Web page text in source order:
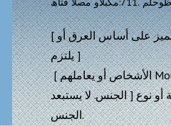
[ بقوانين الحقوق المدنية الفدرالية المعمول بها ولا يميز على أساس العرق أو Mountaineer Orthodontics
يلتزم ]
[ الأشخاص أو يعاملهم Mountaineer Orthodontics اللون أو الأصل الوطني أو السن أو الإعاقة أو نوع
الجنس. لا يستبعد ] على نحو مختلف بسبب النوع أو اللون أو الأصل الوطني أو السن أو الإعاقة أو نوع
الجنس.